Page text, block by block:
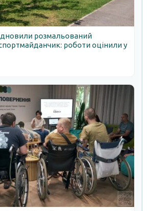
розмальований
роботи оцінили у